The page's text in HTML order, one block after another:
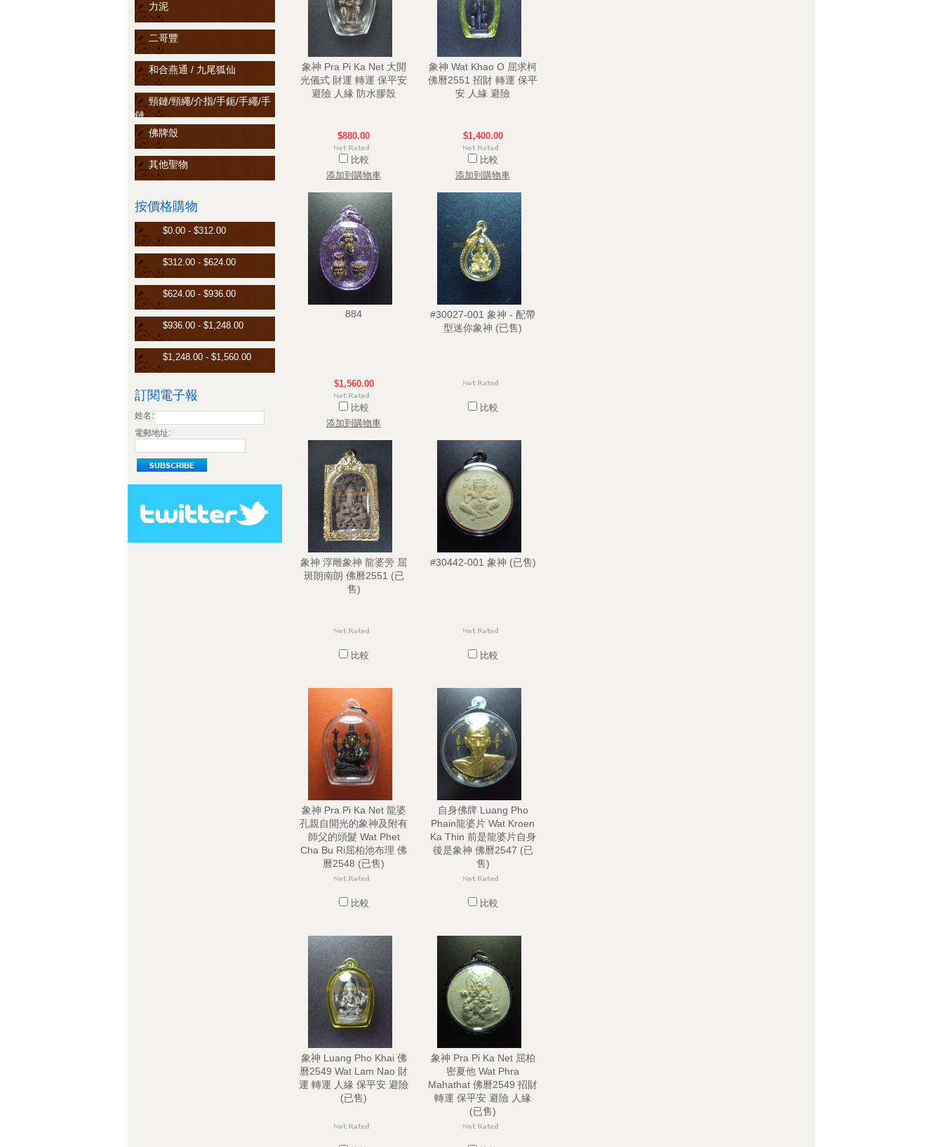
力泥
二哥豐
和合燕通 / 九尾狐仙
頸鏈/頸繩/介指/手鈪/手繩/手
鏈
佛牌殼
其他聖物
按價格購物
$0.00 - $312.00
$312.00 - $624.00
$624.00 - $936.00
$936.00 - $1,248.00
$1,248.00 - $1,560.00
訂閱電子報
姓名:
電郵地址:
象神 Pra Pi Ka Net 大開
光儀式 財運 轉運 保平安
避險 人緣 防水膠殼
$880.00
比較
添加到購物車
象神 Wat Khao O 屈求柯
佛曆2551 招財 轉運 保平
安 人緣 避險
$1,400.00
比較
添加到購物車
884
$1,560.00
比較
添加到購物車
#30027-001 象神 - 配帶
型迷你象神 (已售)
比較
象神 浮雕象神 龍婆旁 屈
斑朗南朗 佛曆2551 (已
售)
比較
#30442-001 象神 (已售)
比較
象神 Pra Pi Ka Net 龍婆
孔親自開光的象神及附有
師父的頭髮 Wat Phet
Cha Bu Ri屈柏池布理 佛
曆2548 (已售)
比較
自身佛牌 Luang Pho
Phain龍婆片 Wat Kroen
Ka Thin 前是龍婆片自身
後是象神 佛曆2547 (已
售)
比較
象神 Luang Pho Khai 佛
曆2549 Wat Lam Nao 財
運 轉運 人緣 保平安 避險
(已售)
象神 Pra Pi Ka Net 屈柏
密夏他 Wat Phra
Mahathat 佛曆2549 招財
轉運 保平安 避險 人緣
(已售)